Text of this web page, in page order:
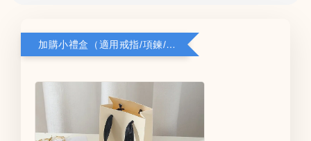
加購小禮盒（適用戒指/項鍊/耳環）5*8*2.8